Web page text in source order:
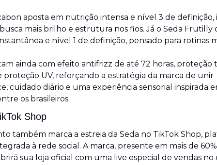
aposta em nutrição intensa e nível 3 de definição,
mais brilho e estrutura nos fios. Já o Seda Frutilly
e nível 1 de definição, pensado para rotinas
ainda com efeito antifrizz de até 72 horas, proteção
proteção UV, reforçando a estratégia da marca de unir
cuidado diário e uma experiência sensorial inspirada
os brasileiros.
Shop
também marca a estreia da Seda no TikTok Shop,
à rede social. A marca, presente em mais de
sua loja oficial com uma live especial de vendas no